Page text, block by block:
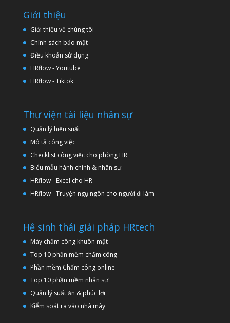
Giới thiệu
Giới thiệu về chúng tôi
Chính sách bảo mật
Điều khoản sử dụng
HRflow - Youtube
HRflow - Tiktok
Thư viện tài liệu nhân sự
Quản lý hiệu suất
Mô tả công việc
Checklist công việc cho phòng HR
Biểu mẫu hành chính & nhân sự
HRflow - Excel cho HR
HRflow - Truyện ngụ ngôn cho người đi làm
Hệ sinh thái giải pháp HRtech
Máy chấm công khuôn mặt
Top 10 phần mềm chấm công
Phần mềm Chấm công online
Top 10 phần mềm nhân sự
Quản lý suất ăn & phúc lợi
Kiểm soát ra vào nhà máy